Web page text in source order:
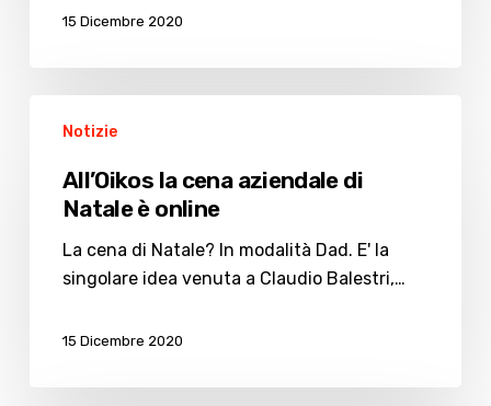
15 Dicembre 2020
aziendale
Natale
Notizie
All’Oikos la cena aziendale di
Natale è online
La cena di Natale? In modalità Dad. E' la
singolare idea venuta a Claudio Balestri,…
15 Dicembre 2020